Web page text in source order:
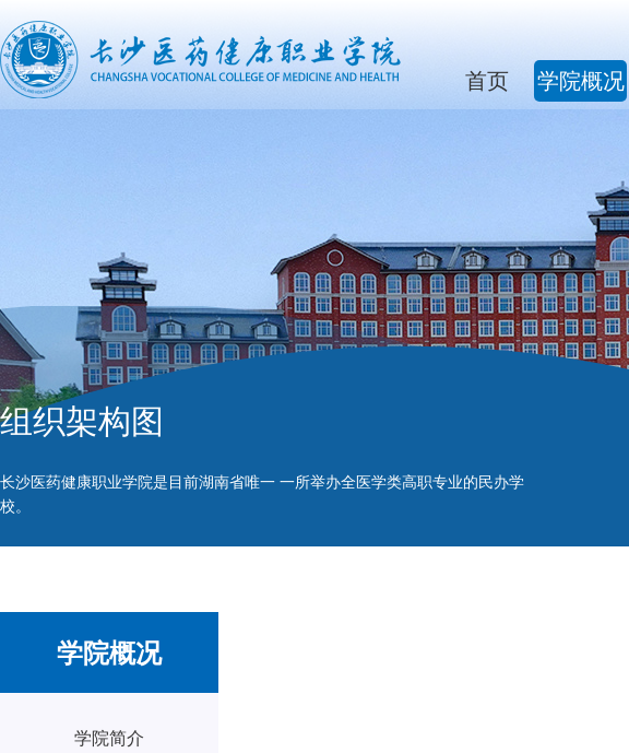
首页 学院概况
组织架构图
长沙医药健康职业学院是目前湖南省唯一 一所举办全医学类高职专业的民办学
校。
学院概况
学院简介